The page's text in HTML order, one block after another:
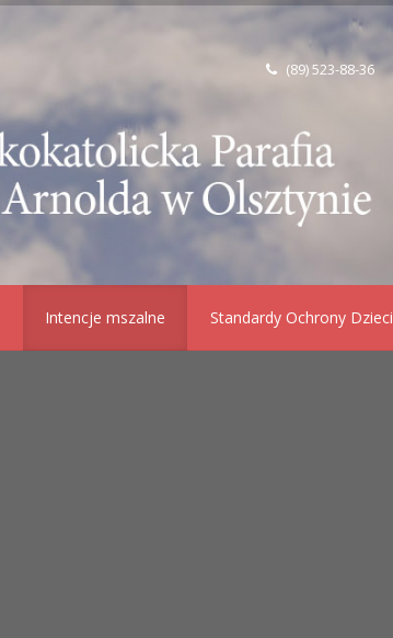
(89) 523-88-36
Intencje mszalne Standardy Ochrony Dzieci